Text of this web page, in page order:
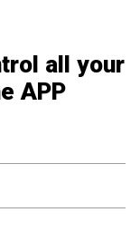
all your
APP